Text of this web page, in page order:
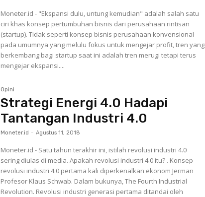
Moneter.id - "Ekspansi dulu, untung kemudian" adalah salah satu
ciri khas konsep pertumbuhan bisnis dari perusahaan rintisan
(startup). Tidak seperti konsep bisnis perusahaan konvensional
pada umumnya yang melulu fokus untuk mengejar profit, tren yang
berkembang bagi startup saat ini adalah tren merugi tetapi terus
mengejar ekspansi....
Opini
Strategi Energi 4.0 Hadapi
Tantangan Industri 4.0
Moneter.id - Agustus 11, 2018
Moneter.id - Satu tahun terakhir ini, istilah revolusi industri 4.0
sering diulas di media. Apakah revolusi industri 4.0 itu? . Konsep
revolusi industri 4.0 pertama kali diperkenalkan ekonom Jerman
Profesor Klaus Schwab. Dalam bukunya, The Fourth Industrial
Revolution. Revolusi industri generasi pertama ditandai oleh